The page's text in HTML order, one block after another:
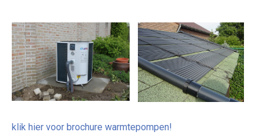
klik hier voor brochure warmtepompen!